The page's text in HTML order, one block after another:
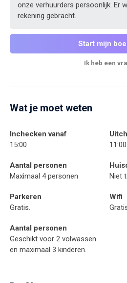
onze verhuurders persoonlijk. Er
rekening gebracht.
Start mijn
Ik heb een
Wat je moet weten
Inchecken vanaf
15:00
11:00
Aantal personen
Maximaal 4 personen
Niet
Parkeren
Gratis.
Wifi
Aantal personen
Geschikt voor 2 volwassen
en maximaal 3 kinderen.